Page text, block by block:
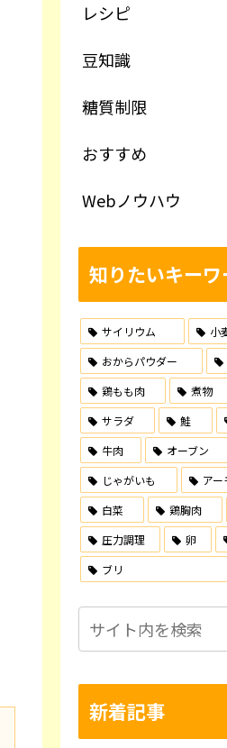
レシピ
豆知識
糖質制限
おすすめ
Webノウハウ
知りたいキー
サイリウム 小
おからパウダー
鶏もも肉
煮物
サラダ
鮭
牛肉
オーブン
じゃがいも
ア
白菜
鶏胸肉
圧力調理
卵
ブリ
新着記事